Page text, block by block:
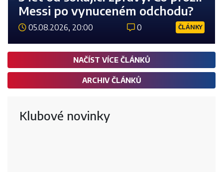
Messi po vynuceném odchodu?
05.08.2026, 20:00 0 ČLÁNKY
NAČÍST VÍCE ČLÁNKŮ
ARCHIV ČLÁNKŮ
Klubové novinky